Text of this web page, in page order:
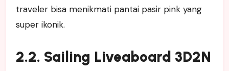
traveler bisa menikmati pantai pasir pink yang
super ikonik.
2.2. Sailing Liveaboard 3D2N